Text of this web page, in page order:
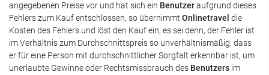
angegebenen Preise vor und hat sich ein Benutzeraufgrund dieses
Fehlers zum Kauf entschlossen, so übernimmt Onlinetravel die
Kosten des Fehlers und löst den Kauf ein, es sei denn, der Fehler ist
im Verhältnis zum Durchschnittspreis so unverhältnismäßig, dass
er für eine Person mit durchschnittlicher Sorgfalt erkennbar ist, um
unerlaubte Gewinne oder Rechtsmissbrauch des Benutzers im